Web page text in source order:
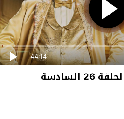
44:14
مسلسل طلقة حظ الحلقة 26 السادسة